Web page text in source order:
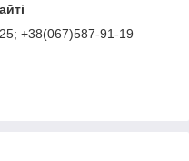
+38(067)587-91-19